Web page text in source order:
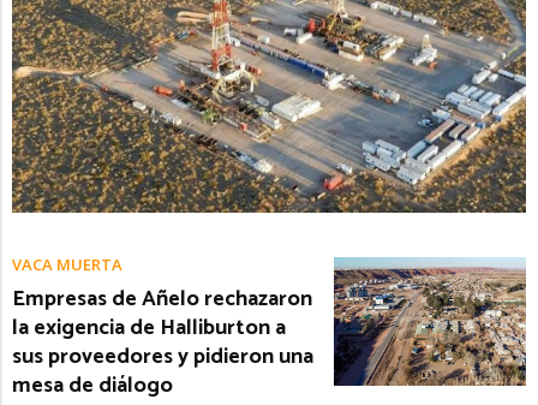
VACA MUERTA
Empresas de Añelo rechazaron
la exigencia de Halliburton a
sus proveedores y pidieron una
mesa de diálogo